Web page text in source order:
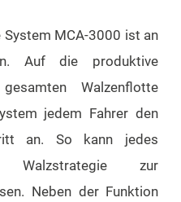
MCA-3000 ist an
Auf die produktive
Walzenflotte
jedem Fahrer den
an. So kann jedes
Walzstrategie zur
Neben der Funktion